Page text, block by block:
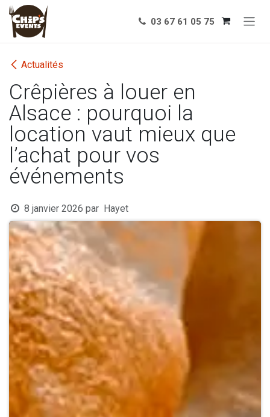
Se rendre au contenu
03 67 61 05 75
Actualités
Crêpières à louer en
Alsace : pourquoi la
location vaut mieux que
l’achat pour vos
événements
8 janvier 2026 par Hayet